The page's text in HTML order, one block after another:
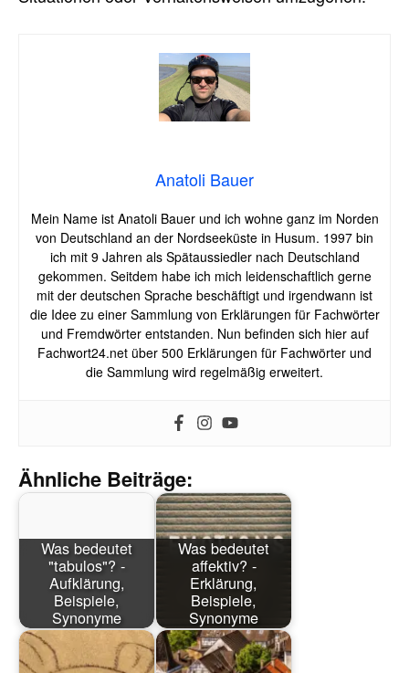
Anatoli Bauer
Mein Name ist Anatoli Bauer und ich wohne ganz im Norden
von Deutschland an der Nordseeküste in Husum. 1997 bin
ich mit 9 Jahren als Spätaussiedler nach Deutschland
gekommen. Seitdem habe ich mich leidenschaftlich gerne
mit der deutschen Sprache beschäftigt und irgendwann ist
die Idee zu einer Sammlung von Erklärungen für Fachwörter
und Fremdwörter entstanden. Nun befinden sich hier auf
Fachwort24.net über 500 Erklärungen für Fachwörter und
die Sammlung wird regelmäßig erweitert.
Ähnliche Beiträge:
Was bedeutet
"tabulos"? -
Aufklärung,
Beispiele,
Synonyme
Was bedeutet
affektiv? -
Erklärung,
Beispiele,
Synonyme